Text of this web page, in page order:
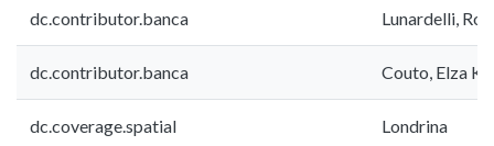
dc.contributor.banca Lunardelli,
dc.contributor.banca Couto, Elza
dc.coverage.spatial Londrina